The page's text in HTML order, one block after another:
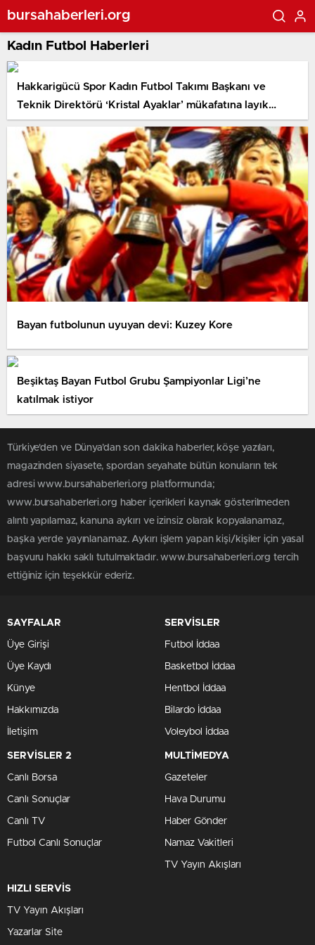
bursahaberleri.org
Kadın Futbol Haberleri
Hakkarigücü Spor Kadın Futbol Takımı Başkanı ve
Teknik Direktörü ‘Kristal Ayaklar’ mükafatına layık
görüldü
Bayan futbolunun uyuyan devi: Kuzey Kore
Beşiktaş Bayan Futbol Grubu Şampiyonlar Ligi’ne
katılmak istiyor
Türkiye'den ve Dünya’dan son dakika haberler, köşe yazıları,
magazinden siyasete, spordan seyahate bütün konuların tek
adresi www.bursahaberleri.org platformunda;
www.bursahaberleri.org haber içerikleri kaynak gösterilmeden
alıntı yapılamaz, kanuna aykırı ve izinsiz olarak kopyalanamaz,
başka yerde yayınlanamaz. Aykırı işlem yapan kişi/kişiler için yasal
başvuru hakkı saklı tutulmaktadır. www.bursahaberleri.org tercih
ettiğiniz için teşekkür ederiz.
SAYFALAR
Üye Girişi
Üye Kaydı
Künye
Hakkımızda
İletişim
SERVİSLER
Futbol İddaa
Basketbol İddaa
Hentbol İddaa
Bilardo İddaa
Voleybol İddaa
SERVİSLER 2
Canlı Borsa
Canlı Sonuçlar
Canlı TV
Futbol Canlı Sonuçlar
MULTİMEDYA
Gazeteler
Hava Durumu
Haber Gönder
Namaz Vakitleri
TV Yayın Akışları
HIZLI SERVİS
TV Yayın Akışları
Yazarlar Site